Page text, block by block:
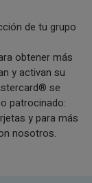
de tu grupo
obtener más
y activan su
se
patrocinado:
y para más
nosotros.